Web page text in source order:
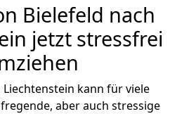
Bielefeld nach
jetzt stressfrei
Liechtenstein kann für viele
aber auch stressige